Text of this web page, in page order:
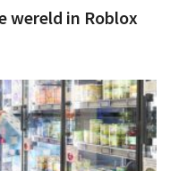
wereld in Roblox